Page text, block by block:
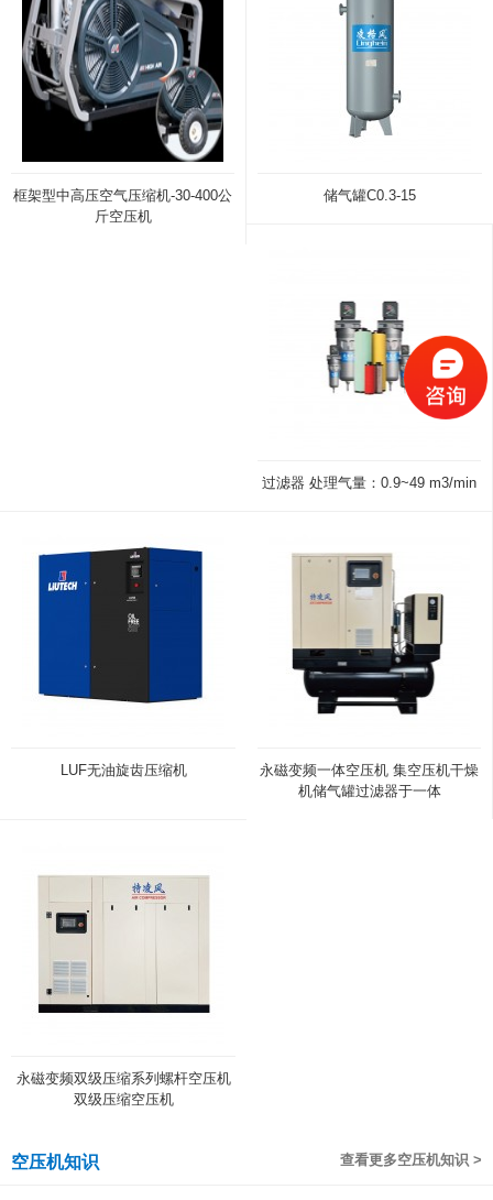
框架型中高压空气压缩机-30-400公
斤空压机
储气罐C0.3-15
过滤器 处理气量：0.9~49 m3/min
LUF无油旋齿压缩机
永磁变频一体空压机 集空压机干燥
机储气罐过滤器于一体
永磁变频双级压缩系列螺杆空压机
双级压缩空压机
查看更多空压机知识 >
空压机知识